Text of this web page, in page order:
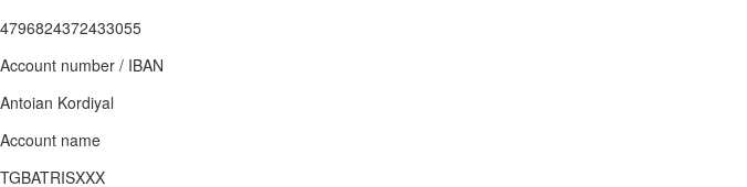
4796824372433055
Account number / IBAN
Antoian Kordiyal
Account name
TGBATRISXXX